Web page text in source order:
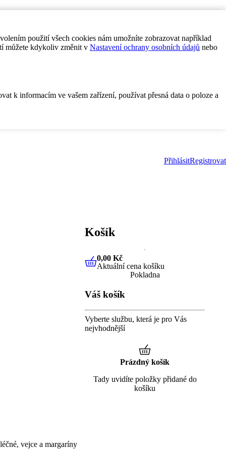
použití všech cookies nám umožníte zobrazovat například
můžete kdykoliv změnit v Nastavení ochrany osobních údajů nebo
k informacím ve vašem zařízení, používat přesná data o poloze a
PřihlásitRegistrovat
vejce a margaríny
Košík
0,00 KčAktuální cena košíku
0,00 Kč
Aktuální cena košíku
Pokladna
Váš košík
Vyberte službu, která je pro Vás
nejvhodnější
Prázdný košík
Tady uvidíte položky přidané do
košíku